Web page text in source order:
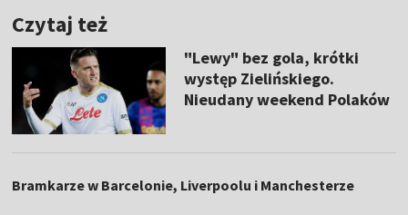
Czytaj też
"Lewy" bez gola, krótki
występ Zielińskiego.
Nieudany weekend Polaków
Bramkarze w Barcelonie, Liverpoolu i Manchesterze